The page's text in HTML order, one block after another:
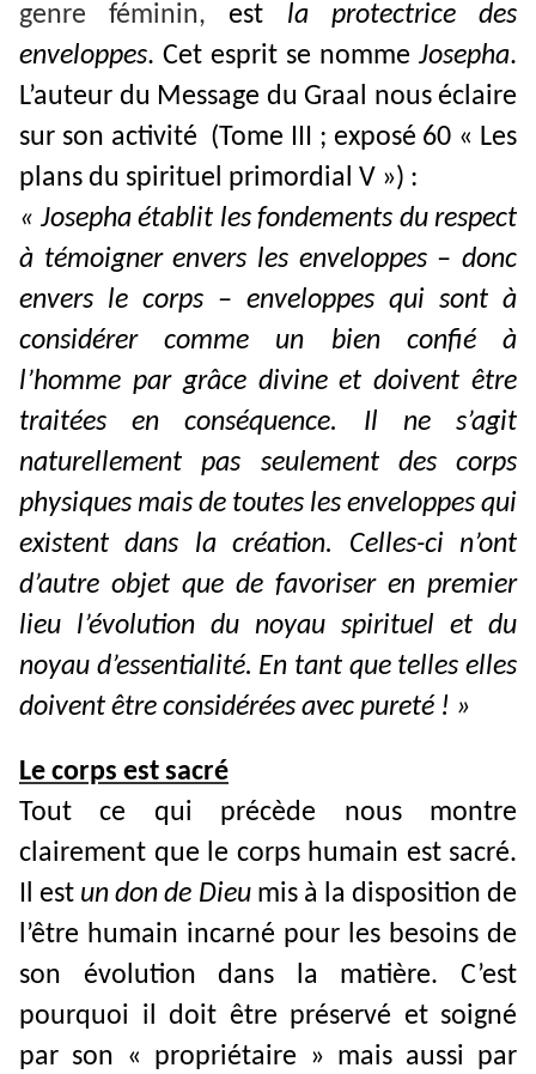
genre féminin,est la protectrice des
enveloppes. Cet esprit se nomme Josepha.
L’auteur du Message du Graal nous éclaire
sur son activité (Tome III ; exposé 60 « Les
plans du spirituel primordial V ») :
« Josepha établit les fondements du respect
à témoigner envers les enveloppes – donc
envers le corps – enveloppes qui sont à
considérer comme un bien confié à
l’homme par grâce divine et doivent être
traitées en conséquence. Il ne s’agit
naturellement pas seulement des corps
physiques mais de toutes les enveloppes qui
existent dans la création. Celles-ci n’ont
d’autre objet que de favoriser en premier
lieu l’évolution du noyau spirituel et du
noyau d’essentialité. En tant que telles elles
doivent être considérées avec pureté ! »
Le corps est sacré
Tout ce qui précède nous montre
clairement que le corps humain est sacré.
Il est un don de Dieumis à la disposition de
l’être humain incarné pour les besoins de
son évolution dans la matière. C’est
pourquoi il doit être préservé et soigné
par son « propriétaire » mais aussi par